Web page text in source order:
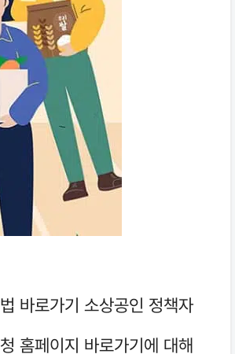
바로가기 소상공인 정책자
홈페이지 바로가기에 대해